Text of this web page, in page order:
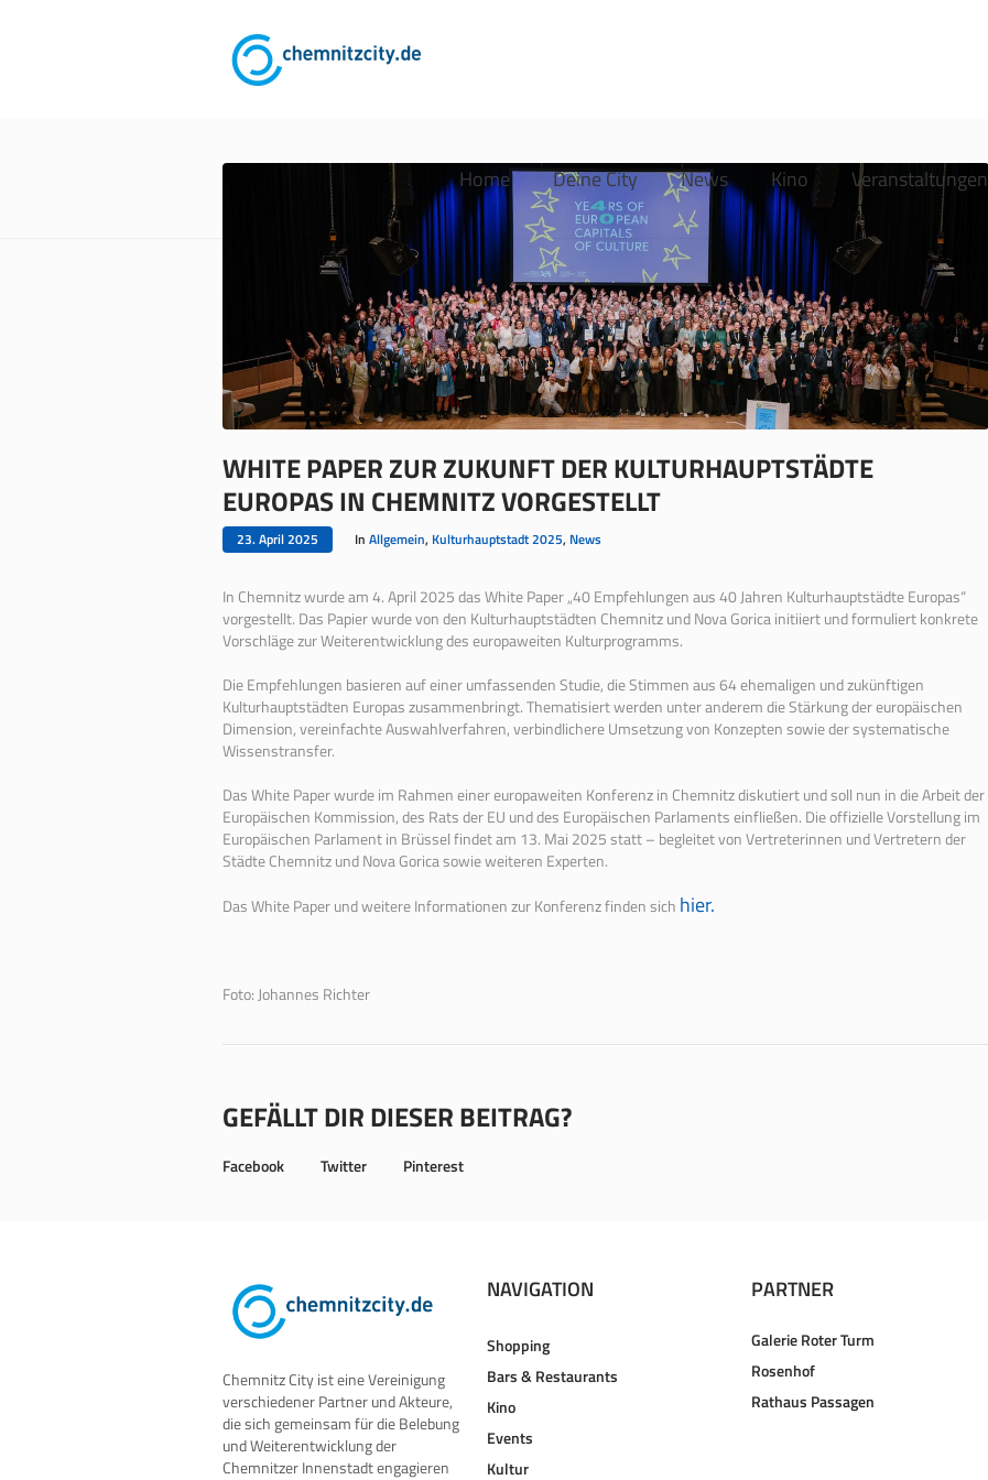
Home Deine City News Kino Veranstaltungen
WHITE PAPER ZUR ZUKUNFT DER KULTURHAUPTSTÄDTE
EUROPAS IN CHEMNITZ VORGESTELLT
23. April 2025 In Allgemein, Kulturhauptstadt 2025, News
In Chemnitz wurde am 4. April 2025 das White Paper „40 Empfehlungen aus 40 Jahren Kulturhauptstädte Europas“
vorgestellt. Das Papier wurde von den Kulturhauptstädten Chemnitz und Nova Gorica initiiert und formuliert konkrete
Vorschläge zur Weiterentwicklung des europaweiten Kulturprogramms.
Die Empfehlungen basieren auf einer umfassenden Studie, die Stimmen aus 64 ehemaligen und zukünftigen
Kulturhauptstädten Europas zusammenbringt. Thematisiert werden unter anderem die Stärkung der europäischen
Dimension, vereinfachte Auswahlverfahren, verbindlichere Umsetzung von Konzepten sowie der systematische
Wissenstransfer.
Das White Paper wurde im Rahmen einer europaweiten Konferenz in Chemnitz diskutiert und soll nun in die Arbeit der
Europäischen Kommission, des Rats der EU und des Europäischen Parlaments einfließen. Die offizielle Vorstellung im
Europäischen Parlament in Brüssel findet am 13. Mai 2025 statt – begleitet von Vertreterinnen und Vertretern der
Städte Chemnitz und Nova Gorica sowie weiteren Experten.
Das White Paper und weitere Informationen zur Konferenz finden sich hier.
Foto: Johannes Richter
GEFÄLLT DIR DIESER BEITRAG?
Facebook Twitter Pinterest
Chemnitz City ist eine Vereinigung
verschiedener Partner und Akteure,
die sich gemeinsam für die Belebung
und Weiterentwicklung der
Chemnitzer Innenstadt engagieren
NAVIGATION
Shopping
Bars & Restaurants
Kino
Events
Kultur
PARTNER
Galerie Roter Turm
Rosenhof
Rathaus Passagen